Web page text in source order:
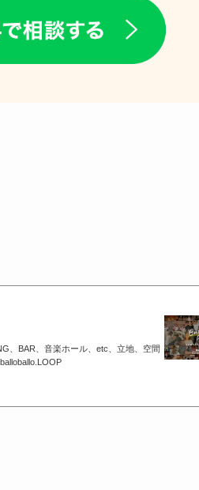
、BAR、音楽ホール、etc、立地、空間